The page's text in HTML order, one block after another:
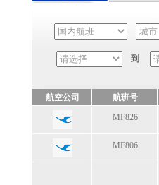
到
航空公司 航班号
MF826
MF806